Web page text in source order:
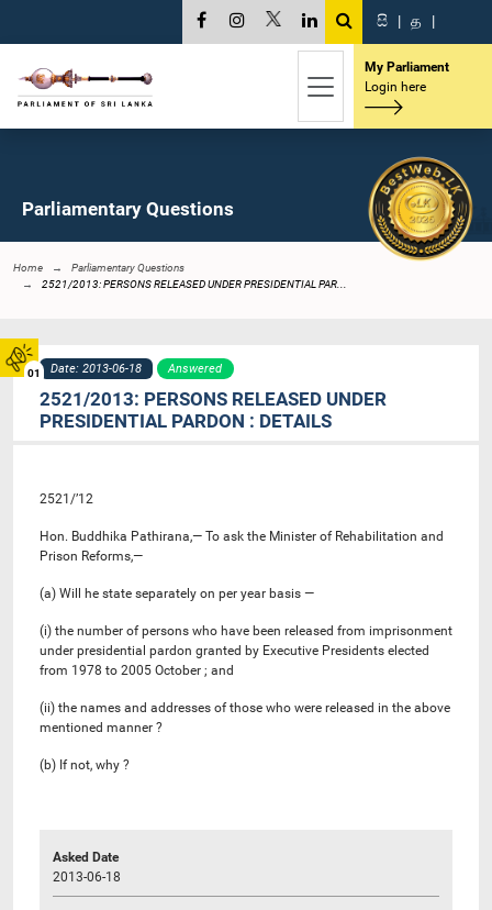
01
සි | த |
My Parliament
Login here
Parliamentary Questions
Home
Parliamentary Questions
2521/2013: PERSONS RELEASED UNDER PRESIDENTIAL PAR...
Date: 2013-06-18 Answered
2521/2013: PERSONS RELEASED UNDER
PRESIDENTIAL PARDON : DETAILS
2521/’12
Hon. Buddhika Pathirana,— To ask the Minister of Rehabilitation and
Prison Reforms,—
(a) Will he state separately on per year basis —
(i) the number of persons who have been released from imprisonment
under presidential pardon granted by Executive Presidents elected
from 1978 to 2005 October ; and
(ii) the names and addresses of those who were released in the above
mentioned manner ?
(b) If not, why ?
Asked Date
2013-06-18